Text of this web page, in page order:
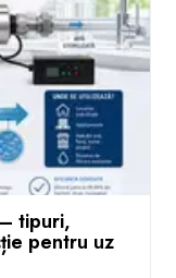
tipuri,
pentru uz